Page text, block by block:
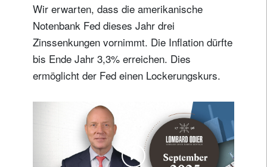
Wir erwarten, dass die amerikanische
Notenbank Fed dieses Jahr drei
Zinssenkungen vornimmt. Die Inflation dürfte
bis Ende Jahr 3,3% erreichen. Dies
ermöglicht der Fed einen Lockerungskurs.